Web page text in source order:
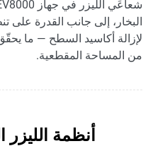
البخار، إلى جانب القدرة على
من المساحة المقطعية.
أنظمة